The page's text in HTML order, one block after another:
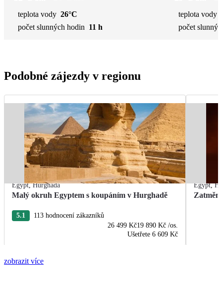
teplota vody 26°C
počet slunných hodin 11 h
teplota vody
počet
Podobné zájezdy v regionu
Egypt,Hurghada
Malý okruh Egyptem s koupáním v Hurghadě
5.1
113 hodnocení zákazníků
26 499 Kč19 890 Kč /os.
Ušetřete 6 609 Kč
Egypt,
zobrazit více